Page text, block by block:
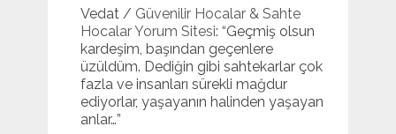
Vedat/ Güvenilir Hocalar & Sahte
Hocalar Yorum Sitesi: “Geçmiş olsun
kardeşim, başından geçenlere
üzüldüm. Dediğin gibi sahtekarlar çok
fazla ve insanları sürekli mağdur
ediyorlar, yaşayanın halinden yaşayan
anlar…”